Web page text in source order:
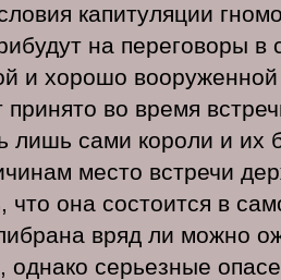
капитуляции
на переговоры в
и хорошо
во время
лишь сами короли и
место встречи
что она состоится в
вряд ли можно
однако серьезные